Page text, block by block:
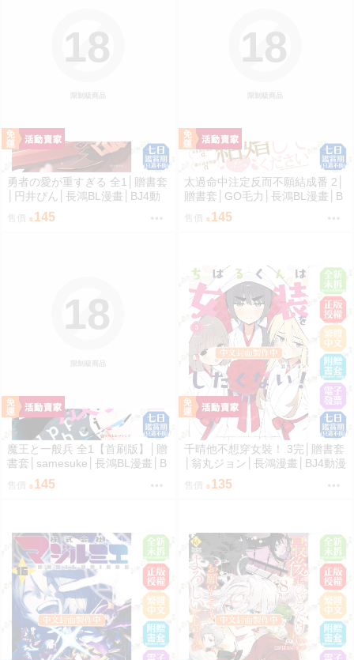
限制級商品
18
勇者の愛が重すぎる 全1│贈書套
│円井ぴん│長鴻BL漫畫│BJ4動
145
限制級商品
18
太過命中注定反而不願結成番 2│
贈書套│GO毛力│長鴻BL漫畫│B
J4動漫145
限制級商品
18
魔王と一般兵 全1【首刷版】│贈
書套│samesuke│長鴻BL漫畫│B
J4動漫
售價 145
千晴他不想穿女裝！ 3完│贈書套
│翁丸ジョン│長鴻漫畫│BJ4動漫
售價 135